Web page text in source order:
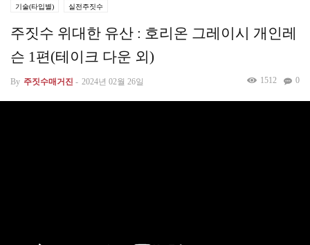
기술(타입별) 실전주짓수
주짓수 위대한 유산 : 호리온 그레이시 개인레
슨 1편(테이크 다운 외)
By 주짓수매거진 - 2024년 02월 26일 0
1512